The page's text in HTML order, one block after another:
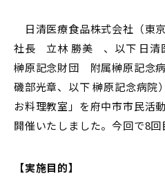
日清医療食品株式会社（東
社長 立林 勝美 、以下 日清
榊原記念財団 附属榊原記念
磯部光章、以下 榊原記念病院
お料理教室」を府中市市民活
開催いたしました。今回で8回
【実施目的】